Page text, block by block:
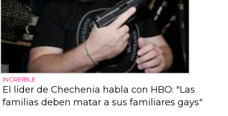
INCREÍBLE
El líder de Chechenia habla con HBO: "Las
familias deben matar a sus familiares gays"